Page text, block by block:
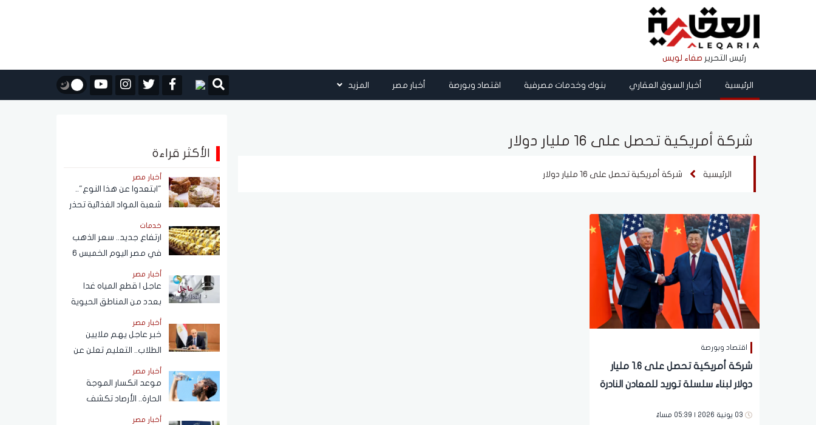
رئيس التحرير صفاء لويس
الرئيسية أخبار السوق العقاري بنوك وخدمات مصرفية اقتصاد وبورصة أخبار مصر المزيد
شركة أمريكية تحصل على 16 مليار دولار
الرئيسية شركة أمريكية تحصل على 16 مليار دولار
اقتصاد وبورصة
شركة أمريكية تحصل على 1.6 مليار
دولار لبناء سلسلة توريد للمعادن النادرة
03 يونية 2026 | 05:39 مساءً
الأكثر قراءة
أخبار مصر
"ابتعدوا عن هذا النوع"..
شعبة المواد الغذائية تحذر
من حلاوة المولد النبوي
خدمات
ارتفاع جديد.. سعر الذهب
في مصر اليوم الخميس 6
أغسطس 2026
أخبار مصر
عاجل | قطع المياه غدا
بعدد من المناطق الحيوية
في الجيزة.. ومناشدات
للمواطنين بتدبير
احتياجاتهم
أخبار مصر
خبر عاجل يهم ملايين
الطلاب.. التعليم تعلن عن
نظام البكالوريا الجديد
أخبار مصر
موعد انكسار الموجة
الحارة.. الأرصاد تكشف
تفاصيل طقس الأيام المقبلة
أخبار مصر